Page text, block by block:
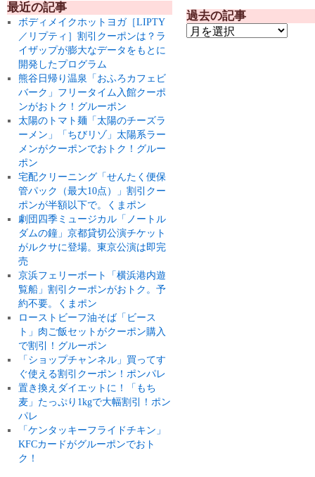
最近の記事
ボディメイクホットヨガ［LIPTY
／リプティ］割引クーポンは？ラ
イザップが膨大なデータをもとに
開発したプログラム
熊谷日帰り温泉「おふろカフェビ
バーク」フリータイム入館クーポ
ンがおトク！グルーポン
太陽のトマト麺「太陽のチーズラ
ーメン」「ちびリゾ」太陽系ラー
メンがクーポンでおトク！グルー
ポン
宅配クリーニング「せんたく便保
管パック（最大10点）」割引クー
ポンが半額以下で。くまポン
劇団四季ミュージカル「ノートル
ダムの鐘」京都貸切公演チケット
がルクサに登場。東京公演は即完
売
京浜フェリーボート「横浜港内遊
覧船」割引クーポンがおトク。予
約不要。くまポン
ローストビーフ油そば「ビース
ト」肉ご飯セットがクーポン購入
で割引！グルーポン
「ショップチャンネル」買ってす
ぐ使える割引クーポン！ポンパレ
置き換えダイエットに！「もち
麦」たっぷり1kgで大幅割引！ポン
パレ
「ケンタッキーフライドチキン」
KFCカードがグルーポンでおト
ク！
過去の記事